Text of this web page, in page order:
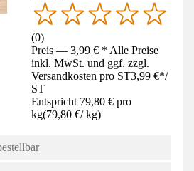
(0)
Preis — 3,99 € * Alle Preise
inkl. MwSt. und ggf. zzgl.
Versandkosten pro ST3,99 €*/
ST
Entspricht 79,80 € pro
kg(79,80 €/ kg)